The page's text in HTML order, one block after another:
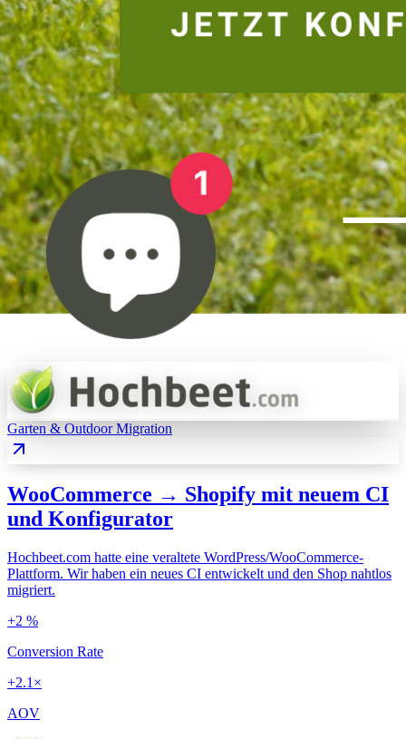
Garten & Outdoor Migration
WooCommerce → Shopify mit neuem CI
und Konfigurator
Hochbeet.com hatte eine veraltete WordPress/WooCommerce-
Plattform. Wir haben ein neues CI entwickelt und den Shop nahtlos
migriert.
+2 %
Conversion Rate
+2.1×
AOV